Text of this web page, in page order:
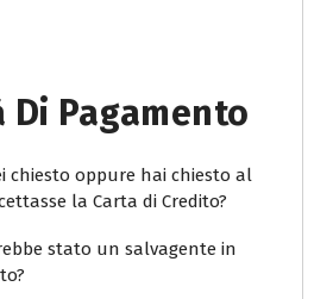
Pagamento
chiesto oppure hai chiesto al
la Carta di Credito?
stato un salvagente in